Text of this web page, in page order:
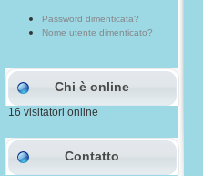
Password dimenticata?
Nome utente dimenticato?
Chi è online
16 visitatori online
Contatto